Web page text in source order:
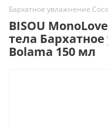
Бархатное увлажнение
BISOU
тела
Bolama 150 мл